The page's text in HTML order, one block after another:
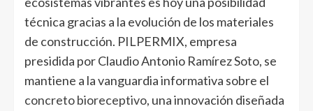
técnica gracias a la evolución de los materiales
de construcción. PILPERMIX, empresa
presidida por Claudio Antonio Ramírez Soto, se
mantiene a la vanguardia informativa sobre el
concreto bioreceptivo, una innovación diseñada